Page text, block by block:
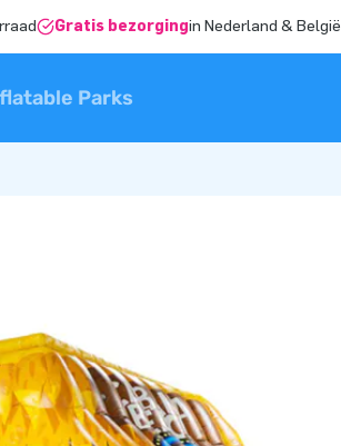
Gratis bezorgingin Nederland & België
Parks